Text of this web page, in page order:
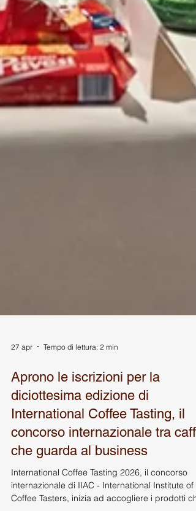
Aprono le iscrizioni per la
diciottesima edizione di
International Coffee Tasting, il
concorso internazionale tra caffè
che guarda al business
International Coffee Tasting 2026, il concorso